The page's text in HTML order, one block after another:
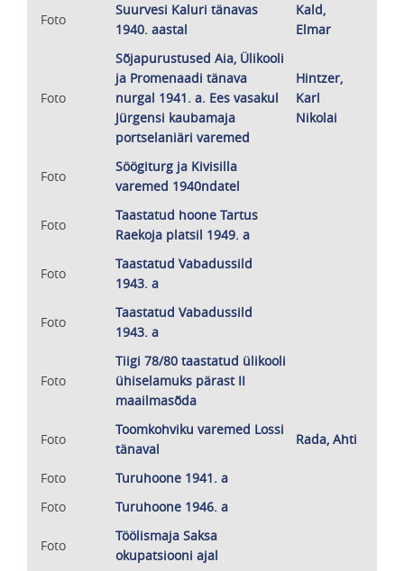
Foto
Suurvesi Kaluri tänavas
1940. aastal
Kald,
Elmar
Foto
Sõjapurustused Aia, Ülikooli
ja Promenaadi tänava
nurgal 1941. a. Ees vasakul
Jürgensi kaubamaja
portselaniäri varemed
Hintzer,
Karl
Nikolai
Foto
Söögiturg ja Kivisilla
varemed 1940ndatel
Foto
Taastatud hoone Tartus
Raekoja platsil 1949. a
Foto
Taastatud Vabadussild
1943. a
Foto
Taastatud Vabadussild
1943. a
Foto
Tiigi 78/80 taastatud ülikooli
ühiselamuks pärast II
maailmasõda
Foto
Toomkohviku varemed Lossi
tänaval
Rada, Ahti
Foto
Turuhoone 1941. a
Foto
Turuhoone 1946. a
Foto
Töölismaja Saksa
okupatsiooni ajal